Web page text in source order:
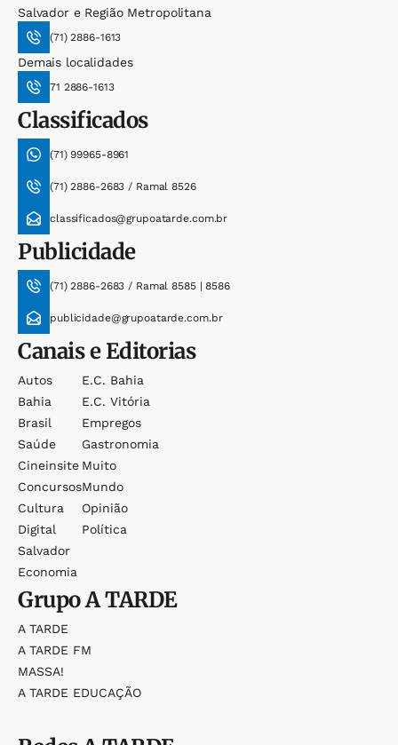
Salvador e Região Metropolitana
(71) 2886-1613
Demais localidades
71 2886-1613
Classificados
(71) 99965-8961
(71) 2886-2683 / Ramal 8526
classificados@grupoatarde.com.br
Publicidade
(71) 2886-2683 / Ramal 8585 | 8586
publicidade@grupoatarde.com.br
Canais e Editorias
Autos
Bahia
Brasil
Saúde
Cineinsite
Concursos
Cultura
Digital
Salvador
Economia
E.c. Bahia
E.c. Vitória
Empregos
Gastronomia
Muito
Mundo
Opinião
Política
GrupoA TARDE
A TARDE
A TARDE FM
MASSA!
A TARDE EDUCAÇÃO